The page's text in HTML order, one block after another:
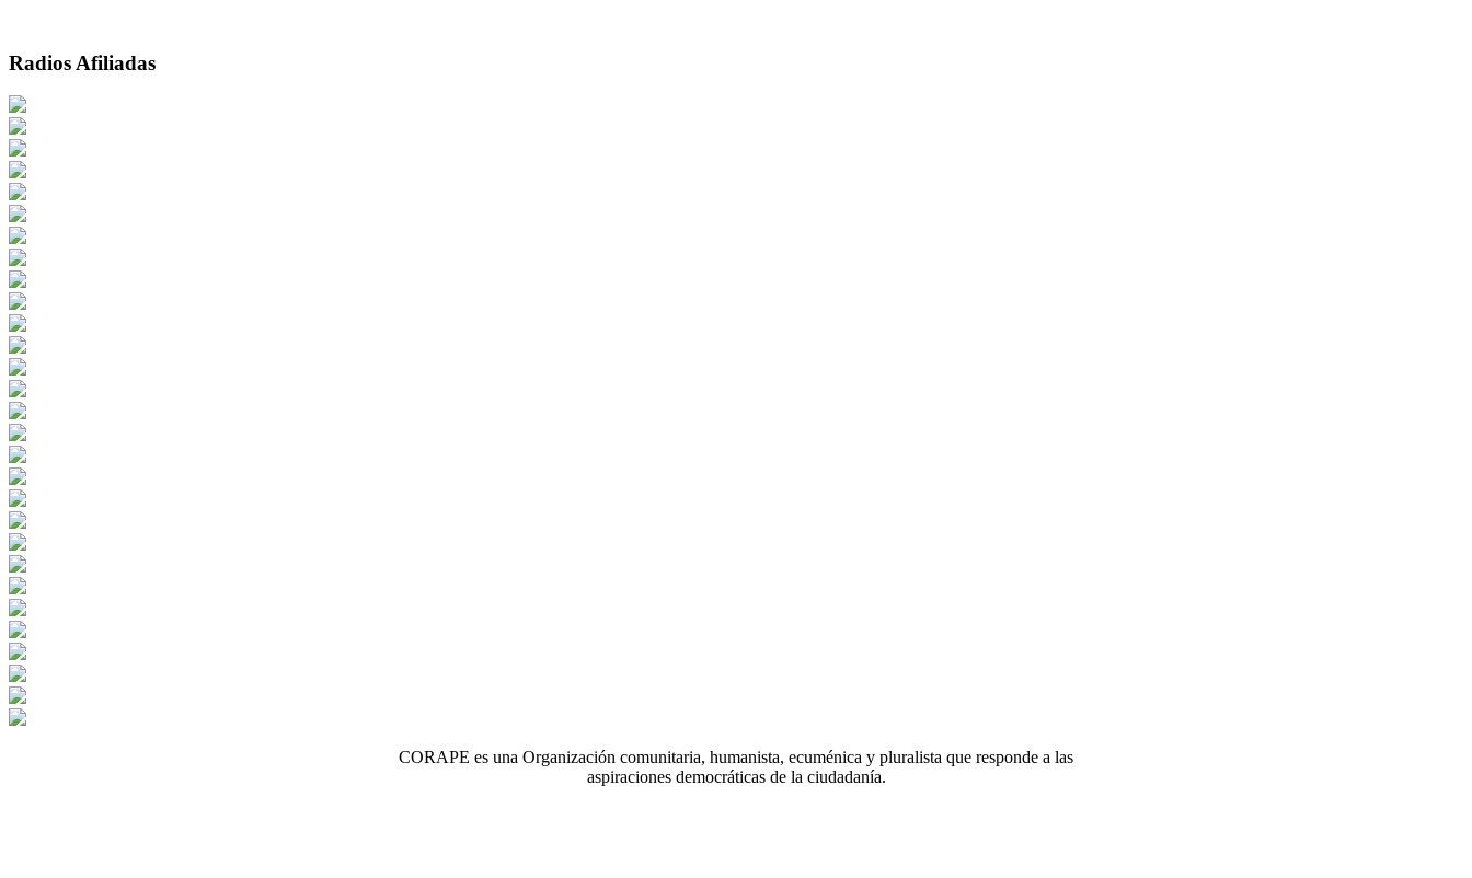
Radios Afiliadas
CORAPE es una Organización comunitaria, humanista, ecuménica y pluralista que responde a las
aspiraciones democráticas de la ciudadanía.